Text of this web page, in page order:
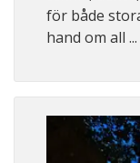
för både
hand om all ...